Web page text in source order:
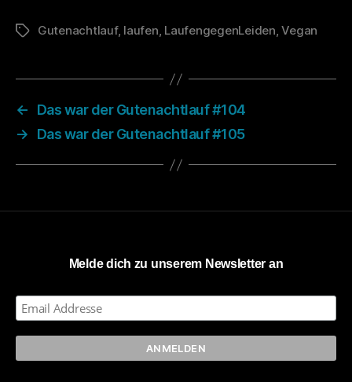
Schlagwörter
Gutenachtlauf, laufen, LaufengegenLeiden,Vegan
←
Das war der Gutenachtlauf #104
→
Das war der Gutenachtlauf #105
Melde dich zu unserem Newsletter an